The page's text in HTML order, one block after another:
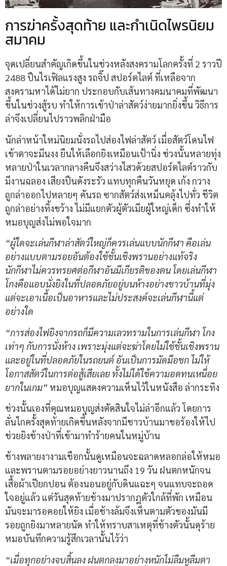
การฆ่าครั้งสุดท้าย และกำเนิดไพรนิยม
สมาคม
จุดเปลี่ยนสำคัญเกิดขึ้นในช่วงหลังสงครามโลกครั้งที่ 2 ราวปี
2488 ปืนไรเฟิลแรงสูง รถจิ๊ป สปอร์ตไลต์ ที่เหลือจาก
สงครามหาได้ไม่ยาก ประกอบกับเส้นทางคมนาคมที่พัฒนา
ขึ้นในช่วงสู้รบ ทำให้การเข้าป่าล่าสัตว์ง่ายมากยิ่งขึ้น วิธีการ
ล่าจึงเปลี่ยนไปราวพลิกฝ่ามือ
นักล่าหน้าใหม่นิยมนั่งรถไปส่องไฟล่าสัตว์ เมื่อสัตว์โดนไฟ
เข้าตาจะมึนงง ยืนให้เลือกยิงเหมือนเป้านิ่ง ช่วงนั้นหลายทุ่ง
หลายป่าในเวลากลางคืนจึงสว่างไสวด้วยสปอร์ตไลต์ราวกับ
มีงานฉลอง เสียงปืนดังระรัว แทบทุกคืนวันหยุด เก้ง กวาง
ถูกล่าออกไปหลายๆ คันรถ ซากสัตว์ส่งเหม็นคลุ้งไปทั่ว ชีวิต
ถูกล่าอย่างทิ้งขว้าง ไม่มีแยกตัวผู้ตัวเมียผู้ใหญ่เด็ก ซึ่งทำให้
หมอบุญส่งไม่พอใจมาก
“ผู้ใดจะเล่นกีฬาล่าสัตว์ใหญ่ก็ควรเล่นแบบนักกีฬา คือเล่น
อย่างแบบตามรอยอันต้องใช้ชั้นเชิงพรานอย่างแท้จริง
นักกีฬาไม่ควรทรยศต่อกีฬาอันมีเกียรติของตน โดยเล่นกีฬา
โกงคือแอบนั่งยิงในที่ปลอดภัยอยู่บนห้างอย่างชาวบ้านที่มุ่ง
แต่จะเอาเนื้อเป็นอาหารและไม่ประสงค์จะเล่นกีฬานี้แต่
อย่างใด
“การส่องไฟยิงจากรถก็มีความเลวทรามในการเล่นกีฬา โกง
เท่าๆ กับการนั่งห้าง เพราะมุ่งแต่จะฆ่าโดยไม่ใช้ชั้นเชิงพราน
และอยู่ในที่ปลอดภัยในรถยนต์ อันเป็นการมัดมือชก ไม่ให้
โอกาสสัตว์ในการต่อสู้เสียเลย ทั้งไม่ได้ใช้ความอดทนเหนื่อย
ยากในเกม” หมอบุญแสดงความเห็นไว้ในหนังสือ ล่ากระทิง
ช่วงนั้นเองที่คุณหมอบุญส่งตัดสินใจไม่ล่าอีกแล้ว โดยการ
ลั่นไกครั้งสุดท้ายเกิดขึ้นหลังจากมีชาวบ้านมาขอร้องให้ไป
ช่วยยิงช้างป่าที่เข้ามาทำร้ายคนในหมู่บ้าน
ช้างพลายงางามเชือกนั้นดูเหมือนจะฉลาดหลอกล่อให้หมอ
และพรานตามรอยอย่างยาวนานถึง 19 วัน ฝนตกหนักจน
เสื้อผ้าเปียกปอน ต้องนอนอยู่กับดินแฉะๆ จนแทบจะถอด
ใจอยู่แล้ว แต่วันสุดท้ายช้างมาปรากฎตัวใกล้ที่พัก เหมือน
มันจะมารอคอยให้ยิง เมื่อช้างล้มจึงเห็นตามตัวของมันมี
รอยถูกยิงมาหลายนัด ทำให้ทราบสาเหตุที่ช้างตัวนั้นดุร้าย
หมอบันทึกความรู้สึกเวลานั้นไว้ว่า
“เมื่อทุกอย่างจบสิ้นลง ฝนตกลงมาอย่างหนักไม่ลืมหูลืมตา